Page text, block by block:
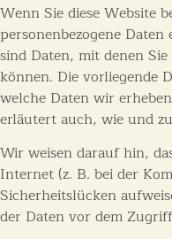
Wenn Sie diese Website
personenbezogene
sind Daten, mit denen
können. Die vorliegende
welche Daten wir
erläutert auch, wie und
Wir weisen darauf hin,
Internet (z. B. bei der
Sicherheitslücken
der Daten vor dem